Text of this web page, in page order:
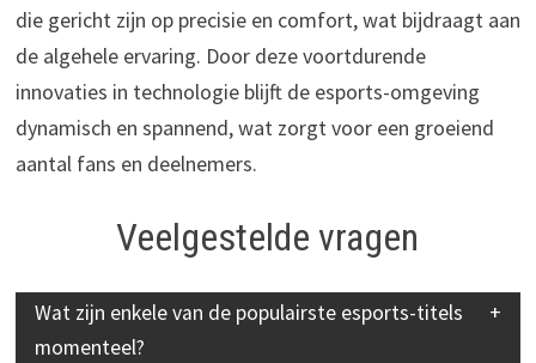
die gericht zijn op precisie en comfort, wat bijdraagt aan
de algehele ervaring. Door deze voortdurende
innovaties in technologie blijft de esports-omgeving
dynamisch en spannend, wat zorgt voor een groeiend
aantal fans en deelnemers.
Veelgestelde vragen
Wat zijn enkele van de populairste esports-titels
momenteel?